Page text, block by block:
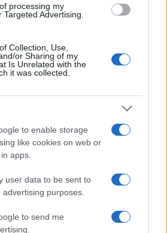
processing my
Advertising.
Collection, Use,
or Sharing of my
Is Unrelated with the
it was collected.
to enable storage
like cookies on web or
apps.
user data to be sent to
purposes.
to send me
εδώ
50 /50
δύο
της
του
την
SpaceX στη Σελήνη:
εικόνες πριν και